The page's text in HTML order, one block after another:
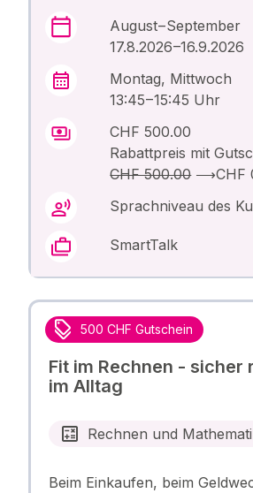
August – September
17.8.2026 –16.9.2026
Montag, Mittwoch
13:45 – 15:45 Uhr
CHF 500.00
Rabattpreis mit
CHF 500.00⟶CHF
Sprachniveau des
SmartTalk
500 CHF Gutschein
Fit im Rechnen - sicher
im Alltag
Rechnen und
Beim Einkaufen, beim